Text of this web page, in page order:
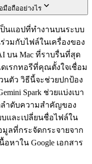
มือถืออย่างไร
ป็นแอปที่ทำงานบนระบบ
วมกับไฟล์ในเครื่องของ
บน Mac ที่ราบรื่นที่สุด
ดเรกทอรีที่คุณตั้งใจเชื่อม
นตัว วิธีนี้จะช่วยปกป้อง
Spark ช่วยแบ่งเบา
ลำดับความสำคัญของ
บและเปลี่ยนชื่อไฟล์ใน
ลที่กระจัดกระจายจาก
หาใน Google เอกสาร